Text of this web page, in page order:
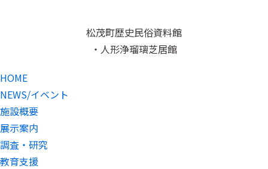
松茂町歴史民俗資料館
・人形浄瑠璃芝居館
HOME
NEWS/イベント
施設概要
展示案内
調査・研究
教育支援